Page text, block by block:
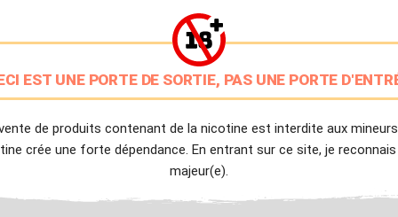
EST UNE PORTE DE SORTIE, PAS UNE PORTE
de produits contenant de la nicotine est interdite aux
crée une forte dépendance. En entrant sur ce site, je
majeur(e).